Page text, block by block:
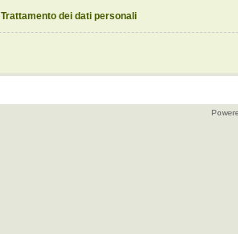
Trattamento dei dati personali